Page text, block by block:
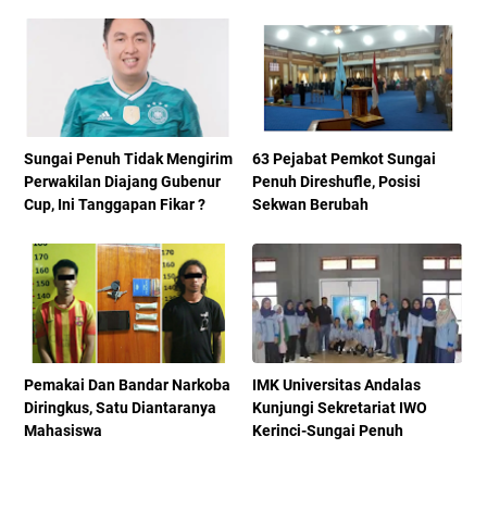
Sungai Penuh Tidak Mengirim
Perwakilan Diajang Gubenur
Cup, Ini Tanggapan Fikar ?
63 Pejabat Pemkot Sungai
Penuh Direshufle, Posisi
Sekwan Berubah
Pemakai Dan Bandar Narkoba
Diringkus, Satu Diantaranya
Mahasiswa
IMK Universitas Andalas
Kunjungi Sekretariat IWO
Kerinci-Sungai Penuh